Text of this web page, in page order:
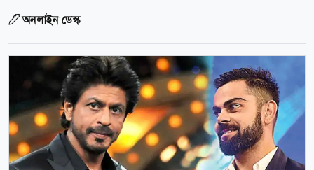
অনলাইন ডেস্ক